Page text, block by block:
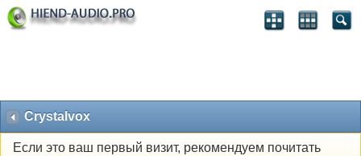
Crystalvox
Если это ваш первый визит, рекомендуем почитать